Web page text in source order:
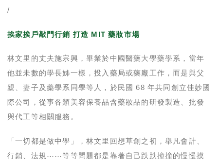
/
挨家挨戶敲門行銷 打造 MIT 藥妝市場
林文里的丈夫施宗興，畢業於中國醫藥大學藥學系，當年
他並未數的學長姊一樣，投入藥局或藥廠工作，而是與父
親、妻子及藥學系同學等人，於民國 68 年共同創立佳妙國
際公司，從事各類美容保養品含藥妝品的研發製造、批發
與代工等相關服務。
「一切都是做中學」，林文里回想草創之初，舉凡會計、
行銷、法規⋯⋯等等問題都是靠著自己跌跌撞撞的慢慢摸